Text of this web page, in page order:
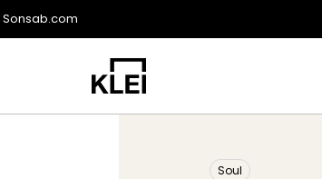
Sonsab.com
Soul